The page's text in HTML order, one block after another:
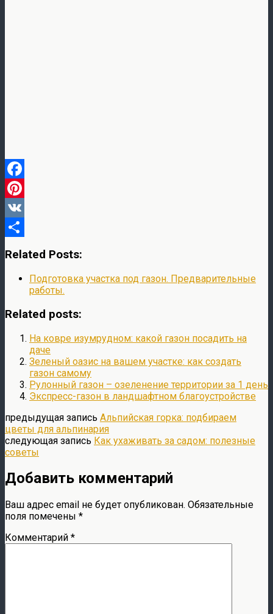
Facebook
Pinterest
VK
Related Posts:
Подготовка участка под газон. Предварительные
работы.
Related posts:
На ковре изумрудном: какой газон посадить на
даче
Зеленый оазис на вашем участке: как создать
газон самому
Рулонный газон – озеленение территории за 1 день
Экспресс-газон в ландшафтном благоустройстве
предыдущая запись Альпийская горка: подбираем
цветы для альпинария
следующая запись Как ухаживать за садом: полезные
советы
Добавить комментарий
Ваш адрес email не будет опубликован. Обязательные
поля помечены *
Комментарий *